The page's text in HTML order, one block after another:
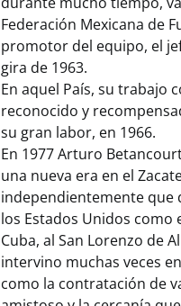
Federación Mexicana de
promotor del equipo, el
gira de 1963.
En aquel País, su
reconocido y
su gran labor, en 1966.
En 1977 Arturo
una nueva era en el
independientemente que
los Estados Unidos como
Cuba, al San Lorenzo de
intervino muchas veces
como la contratación de